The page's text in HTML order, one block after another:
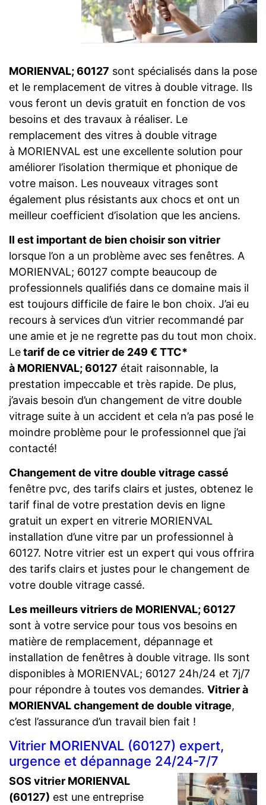
MORIENVAL; 60127 sont spécialisés dans la pose
et le remplacement de vitres à double vitrage. Ils
vous feront un devis gratuit en fonction de vos
besoins et des travaux à réaliser. Le
remplacement des vitres à double vitrage
à MORIENVAL est une excellente solution pour
améliorer l’isolation thermique et phonique de
votre maison. Les nouveaux vitrages sont
également plus résistants aux chocs et ont un
meilleur coefficient d’isolation que les anciens.
Il est important de bien choisir son vitrier
lorsque l’on a un problème avec ses fenêtres. A
MORIENVAL; 60127 compte beaucoup de
professionnels qualifiés dans ce domaine mais il
est toujours difficile de faire le bon choix. J’ai eu
recours à services d’un vitrier recommandé par
une amie et je ne regrette pas du tout mon choix.
Letarif de ce vitrier de 249 € TTC*
à MORIENVAL; 60127 était raisonnable, la
prestation impeccable et très rapide. De plus,
j’avais besoin d’un changement de vitre double
vitrage suite à un accident et cela n’a pas posé le
moindre problème pour le professionnel que j’ai
contacté!
Changement de vitre double vitrage cassé
fenêtre pvc, des tarifs clairs et justes, obtenez le
tarif final de votre prestation devis en ligne
gratuit un expert en vitrerie MORIENVAL
installation d’une vitre par un professionnel à
60127. Notre vitrier est un expert qui vous offrira
des tarifs clairs et justes pour le changement de
votre double vitrage cassé.
Les meilleurs vitriers de MORIENVAL; 60127
sont à votre service pour tous vos besoins en
matière de remplacement, dépannage et
installation de fenêtres à double vitrage. Ils sont
disponibles à MORIENVAL; 60127 24h/24 et 7j/7
pour répondre à toutes vos demandes. Vitrier à
MORIENVAL changement de double vitrage,
c’est l’assurance d’un travail bien fait !
Vitrier MORIENVAL (60127) expert,
urgence et dépannage 24/24-7/7
SOS vitrier MORIENVAL
(60127) est une entreprise